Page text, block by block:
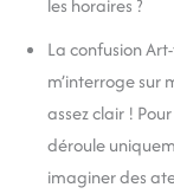
les horaires ?
La confusion
m’interroge sur
assez clair !
déroule
imaginer des